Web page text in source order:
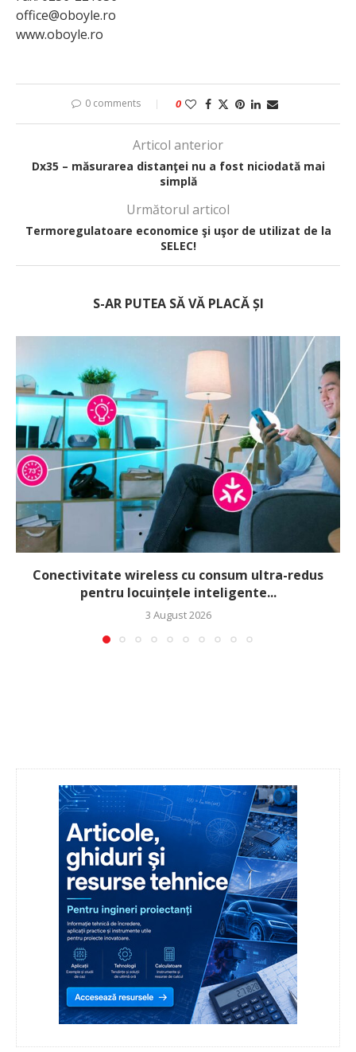
office@oboyle.ro
www.oboyle.ro
0 comments 0
Articol anterior
Dx35 – măsurarea distanţei nu a fost niciodată mai
simplă
Următorul articol
Termoregulatoare economice şi uşor de utilizat de la
SELEC!
S-AR PUTEA SĂ VĂ PLACĂ ȘI
Conectivitate wireless cu consum ultra-redus
pentru locuințele inteligente...
3 August 2026